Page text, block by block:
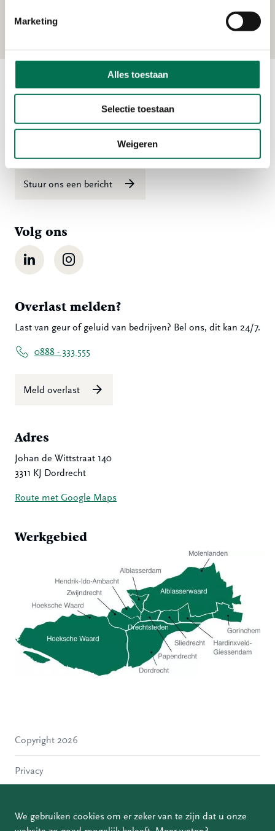
Marketing
Alles toestaan
Selectie toestaan
Weigeren
We gebruiken cookies om er zeker van te zijn dat u onze
Uilenvlietsehaven 1, 2995 BE Heerjansdam
Contact
Ma t/m vr 08:00 tot 16:30 uur
Stuur ons een bericht
Volg ons
LinkedIn Instagram
Overlast melden?
Last van geur of geluid van bedrijven? Bel ons, dit kan 24/7.
0888 - 333 555
Meld overlast
Adres
Johan de Wittstraat 140
3311 KJ Dordrecht
Route met Google Maps
Werkgebied
Molenlanden
Papendrecht
Gorinchem
Copyright 2026
Privacy